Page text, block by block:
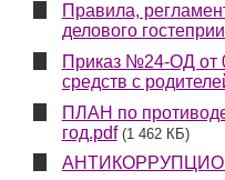
Правила,
делового
Приказ №24-ОД от
средств с
ПЛАН по
год.pdf (1 462 КБ)